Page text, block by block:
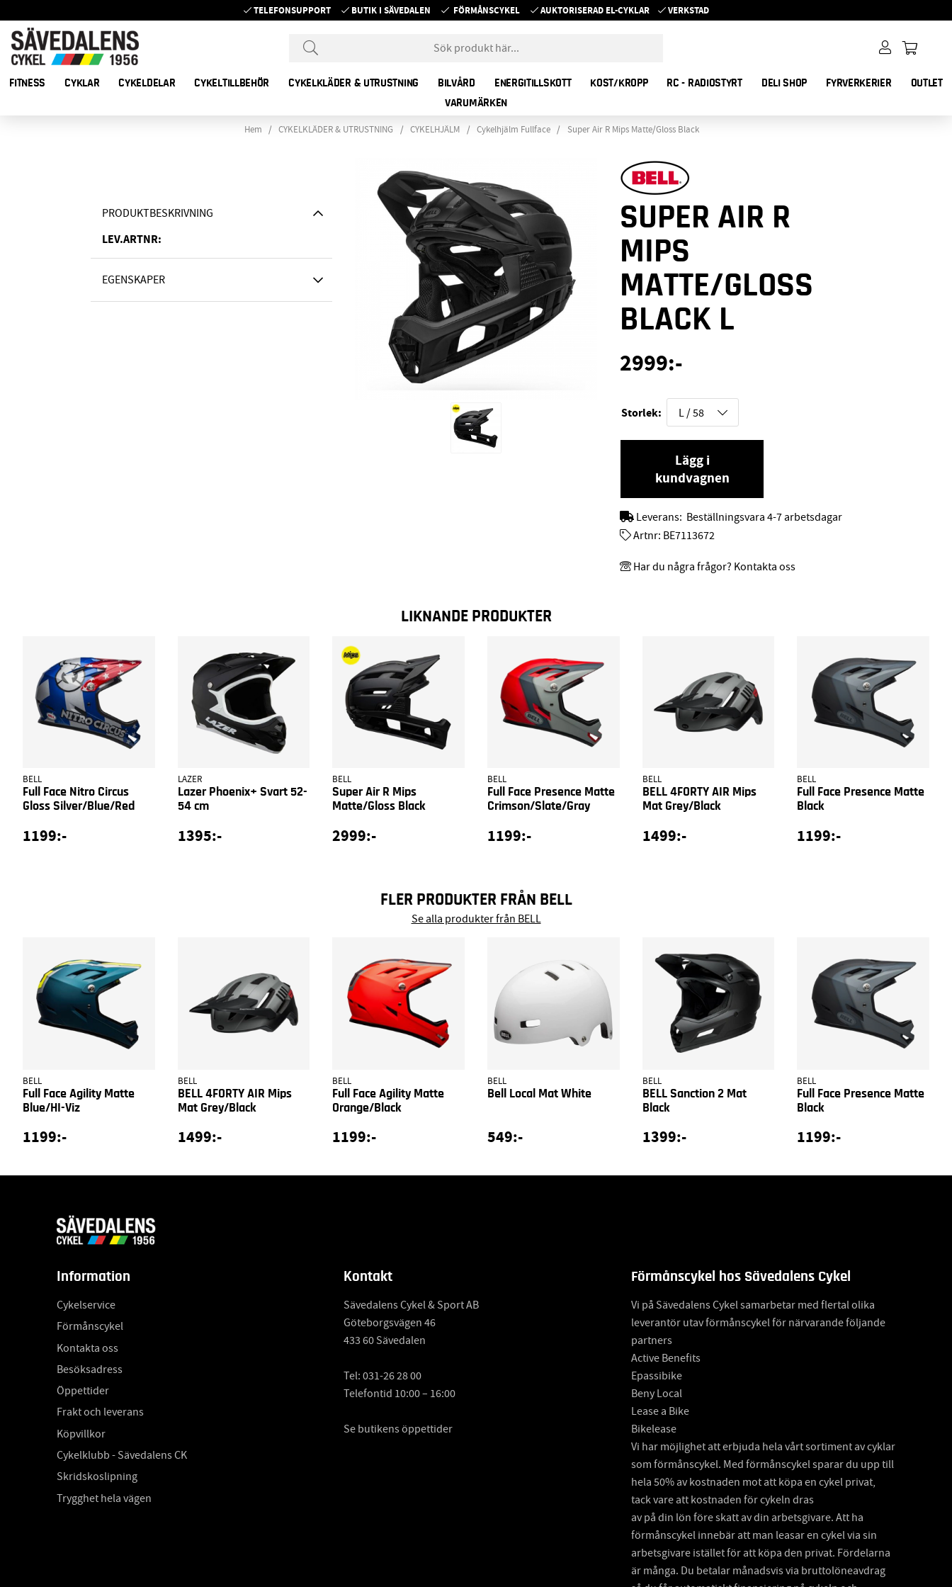
TELEFONSUPPORT BUTIK I SÄVEDALEN FÖRMÅNSCYKEL AUKTORISERAD EL-CYKLAR VERKSTAD
FITNESS CYKLAR CYKELDELAR CYKELTILLBEHÖR CYKELKLÄDER & UTRUSTNING BILVÅRD ENERGITILLSKOTT KOST/KROPP RC - RADIOSTYRT DELI SHOP FYRVERKERIER
OUTLET
VARUMÄRKEN
Hem CYKELKLÄDER & UTRUSTNING CYKELHJÄLM Cykelhjälm Fullface Super Air R Mips Matte/Gloss Black
PRODUKTBESKRIVNING
LEV.ARTNR:
EGENSKAPER
SUPER AIR R
MIPS
MATTE/GLOSS
BLACK L
2999:-
Storlek:
Lägg i
kundvagnen
Leverans: Beställningsvara 4-7 arbetsdagar
Artnr: BE7113672
Har du några frågor? Kontakta oss
LIKNANDE PRODUKTER
BELL
Full Face Nitro Circus
Gloss Silver/Blue/Red
1199:-
LAZER
Lazer Phoenix+ Svart 52-
54 cm
1395:-
BELL
Super Air R Mips
Matte/Gloss Black
2999:-
BELL
Full Face Presence Matte
Crimson/Slate/Gray
1199:-
BELL
BELL 4FORTY AIR Mips
Mat Grey/Black
1499:-
BELL
Full Face Presence Matte
Black
1199:-
FLER PRODUKTER FRÅN BELL
Se alla produkter från BELL
BELL
Full Face Agility Matte
Blue/HI-Viz
1199:-
BELL
BELL 4FORTY AIR Mips
Mat Grey/Black
1499:-
BELL
Full Face Agility Matte
Orange/Black
1199:-
BELL
Bell Local Mat White
549:-
BELL
BELL Sanction 2 Mat
Black
1399:-
BELL
Full Face Presence Matte
Black
1199:-
Information
Cykelservice
Förmånscykel
Kontakta oss
Besöksadress
Öppettider
Frakt och leverans
Köpvillkor
Cykelklubb - Sävedalens CK
Skridskoslipning
Trygghet hela vägen
Kontakt
Sävedalens Cykel & Sport AB
Göteborgsvägen 46
433 60 Sävedalen
Tel:031-26 28 00
Telefontid 10:00 – 16:00
Se butikens öppettider
Förmånscykel hos Sävedalens Cykel
Vi på Sävedalens Cykel samarbetar med flertal olika
leverantör utav förmånscykel för närvarande följande
partners
Active Benefits
Epassibike
Beny Local
Lease a Bike
Bikelease
Vi har möjlighet att erbjuda hela vårt sortiment av cyklar
som förmånscykel. Med förmånscykel sparar du upp till
hela 50% av kostnaden mot att köpa en cykel privat,
tack vare att kostnaden för cykeln dras
av på din lön före skatt av din arbetsgivare. Att ha
förmånscykel innebär att man leasar en cykel via sin
arbetsgivare istället för att köpa den privat. Fördelarna
är många. Du betalar månadsvis via bruttolöneavdrag